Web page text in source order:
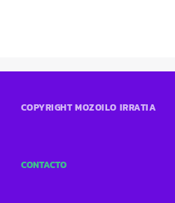
COPYRIGHT MOZOILO IRRATIA
CONTACTO